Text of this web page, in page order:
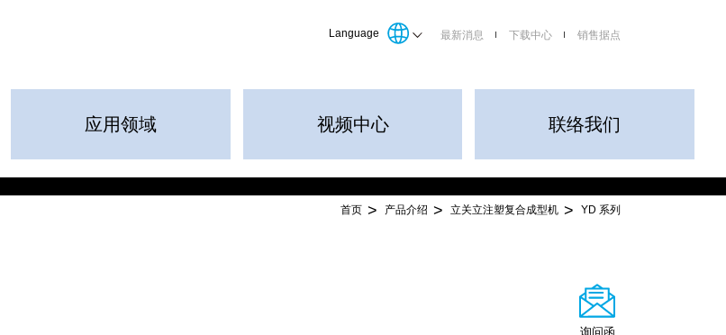
Language 最新消息 下载中心 销售据点
应用领域 视频中心 联络我们
首页 产品介绍 立关立注塑复合成型机 YD 系列
询问函